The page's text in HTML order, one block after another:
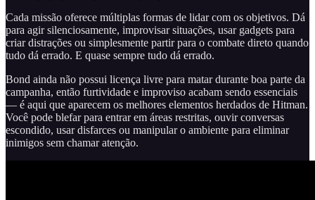
Cada missão oferece múltiplas formas de lidar com os objetivos. Dá
para agir silenciosamente, improvisar situações, usar gadgets para
criar distrações ou simplesmente partir para o combate direto quando
tudo dá errado. E quase sempre tudo dá errado.
Bond ainda não possui licença livre para matar durante boa parte da
campanha, então furtividade e improviso acabam sendo essenciais
— é aqui que aparecem os melhores elementos herdados de Hitman.
Você pode blefar para entrar em áreas restritas, ouvir conversas
escondido, usar disfarces ou manipular o ambiente para eliminar
inimigos sem chamar atenção.